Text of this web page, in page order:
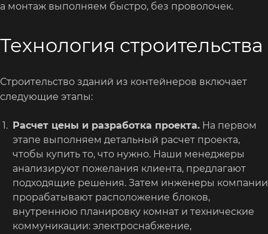
а монтаж выполняем быстро, без проволочек.
Технология строительства
Строительство зданий из контейнеров включает
следующие этапы:
Расчет цены и разработка проекта. На первом
этапе выполняем детальный расчет проекта,
чтобы купить то, что нужно. Наши менеджеры
анализируют пожелания клиента, предлагают
подходящие решения. Затем инженеры компании
прорабатывают расположение блоков,
внутреннюю планировку комнат и технические
коммуникации: электроснабжение,